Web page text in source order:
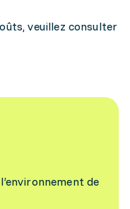
veuillez consulter
de